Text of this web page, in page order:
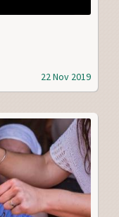
22 Nov 2019